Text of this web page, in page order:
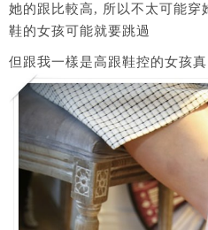
她的跟比較高, 所以不太可能穿
鞋的女孩可能就要跳過
但跟我一樣是高跟鞋控的女孩